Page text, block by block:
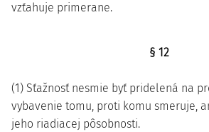
vzťahuje primerane.
§ 12
(1) Sťažnosť nesmie byť pridelená na
vybavenie tomu, proti komu smeruje,
jeho riadiacej pôsobnosti.